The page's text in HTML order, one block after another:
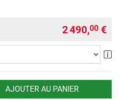
2 490,00 €
AJOUTER AU PANIER